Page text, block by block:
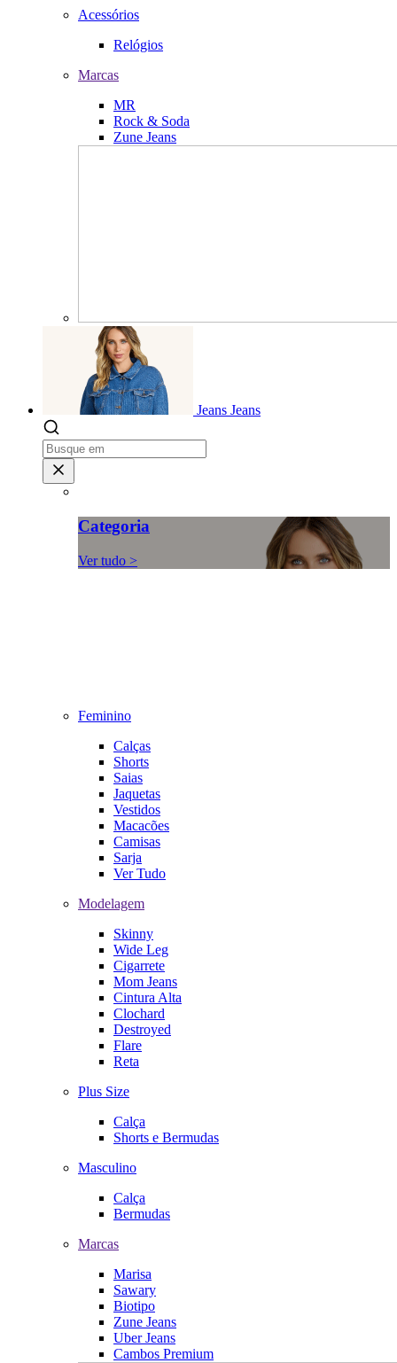
Acessórios
Relógios
Marcas
MR
Rock & Soda
Zune Jeans
Jeans Jeans
Categoria
Ver tudo >
Feminino
Calças
Shorts
Saias
Jaquetas
Vestidos
Macacões
Camisas
Sarja
Ver Tudo
Modelagem
Skinny
Wide Leg
Cigarrete
Mom Jeans
Cintura Alta
Clochard
Destroyed
Flare
Reta
Plus Size
Calça
Shorts e Bermudas
Masculino
Calça
Bermudas
Marcas
Marisa
Sawary
Biotipo
Zune Jeans
Uber Jeans
Cambos Premium